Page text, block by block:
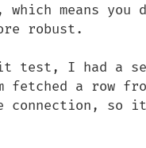
which means
robust.
test, I had a
fetched a row
connection, so